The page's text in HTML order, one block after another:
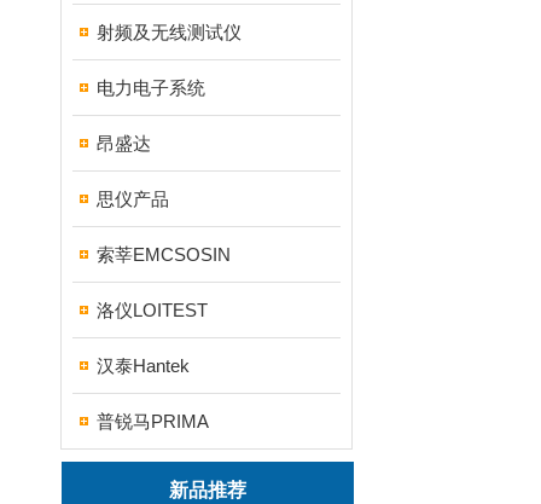
射频及无线测试仪
电力电子系统
昂盛达
思仪产品
索莘EMCSOSIN
洛仪LOITEST
汉泰Hantek
普锐马PRIMA
新品推荐